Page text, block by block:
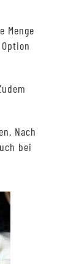
Menge
Nach
bei